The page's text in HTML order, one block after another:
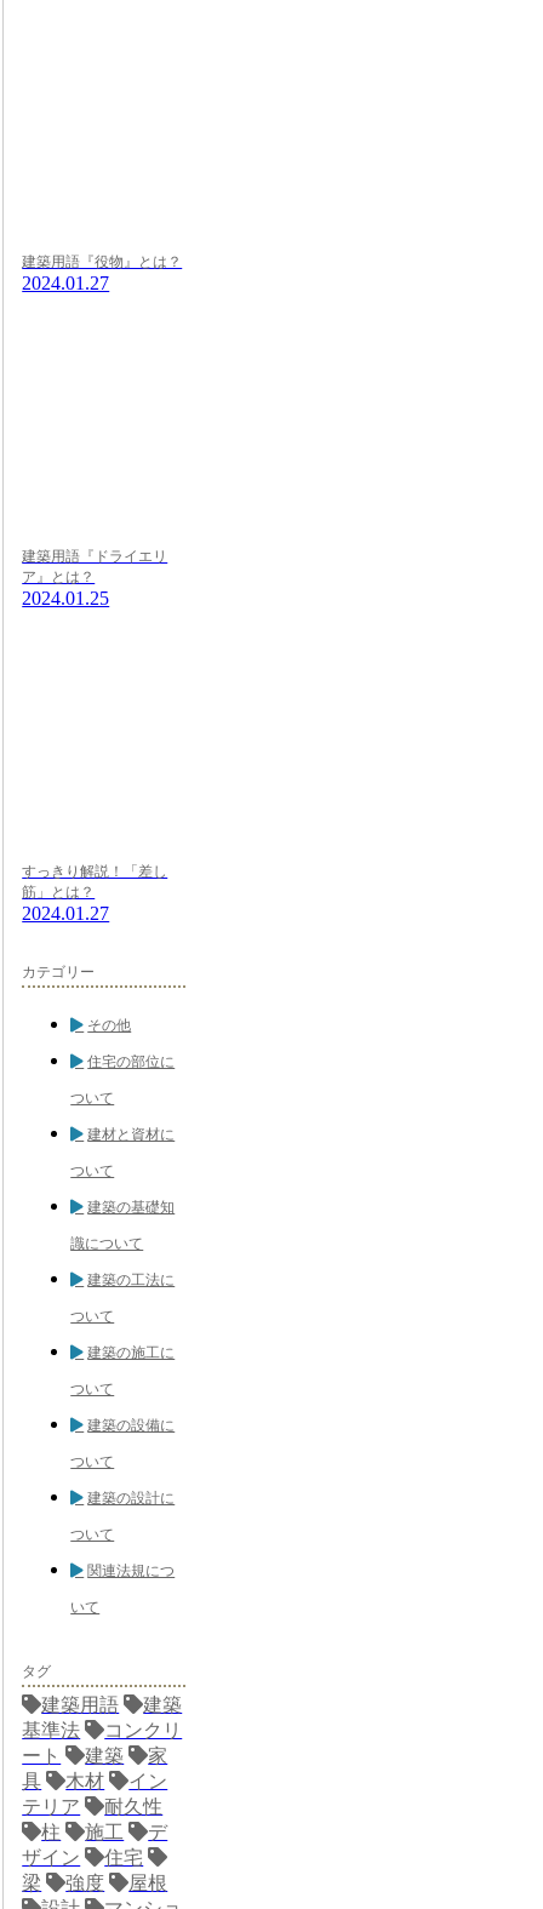
建築用語『役物』とは？
2024.01.27
建築用語『ドライエリ
ア』とは？
2024.01.25
すっきり解説！「差し
筋」とは？
2024.01.27
カテゴリー
その他
住宅の部位に
ついて
建材と資材に
ついて
建築の基礎知
識について
建築の工法に
ついて
建築の施工に
ついて
建築の設備に
ついて
建築の設計に
ついて
関連法規につ
いて
タグ
建築用語
建築
基準法
コンクリ
ート
建築
家
具
木材
イン
テリア
耐久性
柱
施工
デ
ザイン
住宅
梁
強度
屋根